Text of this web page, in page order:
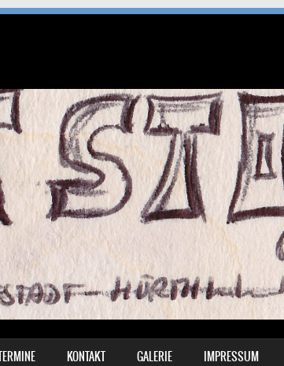
KONTAKT GALERIE IMPRESSUM